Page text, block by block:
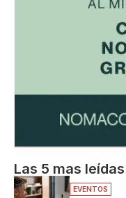
Las 5 mas leídas
EVENTOS